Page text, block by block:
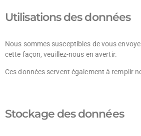
Utilisations des données
Nous sommes susceptibles de vous
cette façon, veuillez-nous en avertir.
Ces données servent également à remplir
Stockage des données